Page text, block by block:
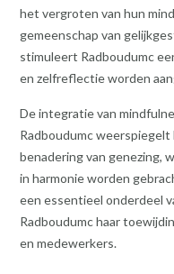
het vergroten van hun
gemeenschap van
stimuleert Radboudumc
en zelfreflectie worden
De integratie van
Radboudumc
benadering van genezing,
in harmonie worden
een essentieel onderdeel
Radboudumc haar
en medewerkers.